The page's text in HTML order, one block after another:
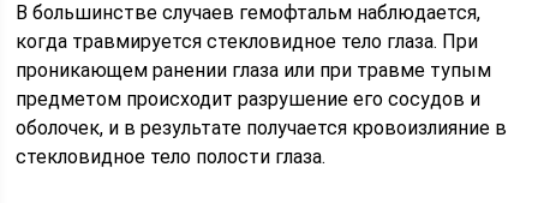
В большинстве случаев гемофтальм наблюдается,
когда травмируется стекловидное тело глаза. При
проникающем ранении глаза или при травме тупым
предметом происходит разрушение его сосудов и
оболочек, и в результате получается кровоизлияние в
стекловидное тело полости глаза.